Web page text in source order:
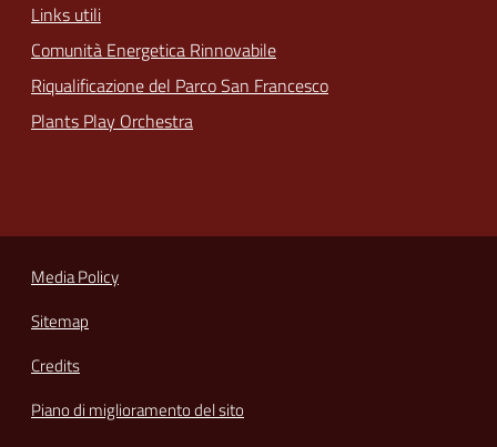
Links utili
Comunità Energetica Rinnovabile
Riqualificazione del Parco San Francesco
Plants Play Orchestra
Media Policy
Sitemap
Credits
Piano di miglioramento del sito